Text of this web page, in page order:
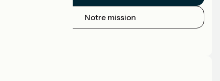
Notre mission